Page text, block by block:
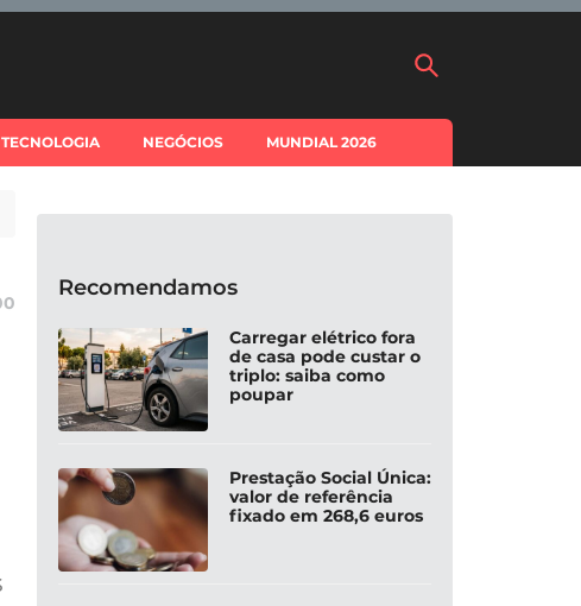
TECNOLOGIA NEGÓCIOS MUNDIAL 2026
Recomendamos
Carregar elétrico fora
de casa pode custar o
triplo: saiba como
poupar
Prestação Social Única:
valor de referência
fixado em 268,6 euros